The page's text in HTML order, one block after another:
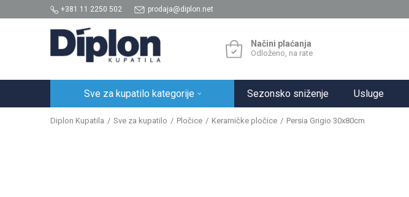
+381 11 2250 502 prodaja@diplon.net
Načini plaćanja
Odloženo, na rate
Sve za kupatilo kategorije Sezonsko sniženje Usluge
Diplon Kupatila Sve za kupatilo Pločice Keramičke pločice Persia Grigio 30x80cm